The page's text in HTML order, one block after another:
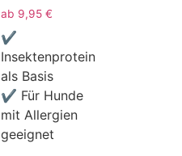
ab 9,95 €
✔
Insektenprotein
als Basis
✔ Für Hunde
mit Allergien
geeignet